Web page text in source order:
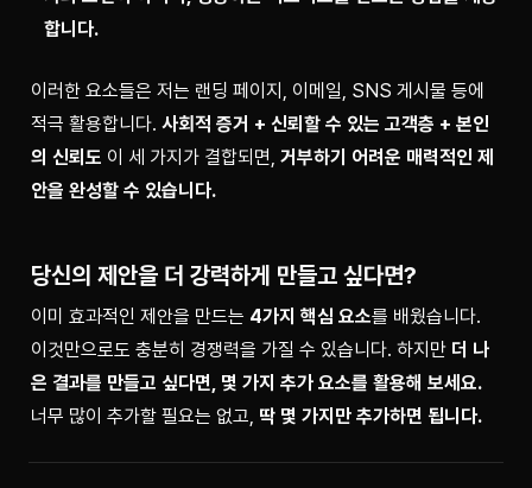
합니다.
이러한 요소들은 저는 랜딩 페이지, 이메일, SNS 게시물 등에
적극 활용합니다. 사회적 증거 + 신뢰할 수 있는 고객층 + 본인
의 신뢰도 이 세 가지가 결합되면, 거부하기 어려운 매력적인 제
안을 완성할 수 있습니다.
당신의 제안을 더 강력하게 만들고 싶다면?
이미 효과적인 제안을 만드는 4가지 핵심 요소를 배웠습니다.
이것만으로도 충분히 경쟁력을 가질 수 있습니다. 하지만 더 나
은 결과를 만들고 싶다면, 몇 가지 추가 요소를 활용해 보세요.
너무 많이 추가할 필요는 없고, 딱 몇 가지만 추가하면 됩니다.